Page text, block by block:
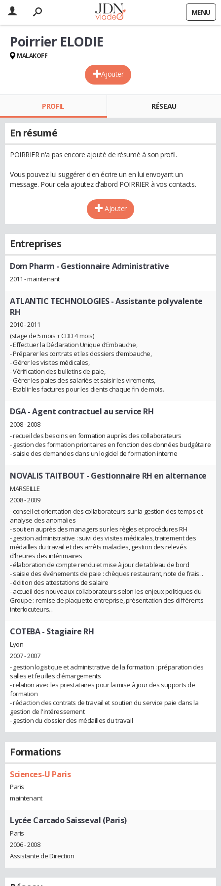
MENU
Ajouter
Poirrier ELODIE
MALAKOFF
PROFIL RÉSEAU
En résumé
POIRRIER n'a pas encore ajouté de résumé à son profil.
Vous pouvez lui suggérer d'en écrire un en lui envoyant un
message. Pour cela ajoutez d'abord POIRRIER à vos contacts.
Ajouter
Entreprises
Dom Pharm - Gestionnaire Administrative
2011 - maintenant
ATLANTIC TECHNOLOGIES- Assistante polyvalente
RH
2010 - 2011
(stage de 5 mois + CDD 4 mois)
- Effectuer la Déclaration Unique d’Embauche,
- Préparer les contrats et les dossiers d’embauche,
- Gérer les visites médicales,
- Vérification des bulletins de paie,
- Gérer les paies des salariés et saisir les virements,
- Etablir les factures pour les clients chaque fin de mois.
DGA- Agent contractuel au service RH
2008 - 2008
- recueil des besoins en formation auprès des collaborateurs
- gestion des formation prioritaires en fonction des données budgétaire
- saisie des demandes dans un logiciel de formation interne
NOVALIS TAITBOUT - Gestionnaire RH en alternance
MARSEILLE
2008 - 2009
- conseil et orientation des collaborateurs sur la gestion des temps et
analyse des anomalies
- soutien auprès des managers sur les règles et procédures RH
- gestion administrative : suivi des visites médicales, traitement des
médailles du travail et des arrêts maladies, gestion des relevés
d'heures des intérimaires
- élaboration de compte rendu et mise à jour de tableau de bord
- saisie des événements de paie : chèques restaurant, note de frais...
- édition des attestations de salaire
- accueil des nouveaux collaborateurs selon les enjeux politiques du
Groupe : remise de plaquette entreprise, présentation des différents
interlocuteurs...
COTEBA- Stagiaire RH
Lyon
2007 - 2007
- gestion logistique et administrative de la formation : préparation des
salles et feuilles d'émargements
- relation avec les prestataires pour la mise à jour des supports de
formation
- rédaction des contrats de travail et soutien du service paie dans la
gestion de l'intéressement
- gestion du dossier des médailles du travail
Formations
Sciences-U Paris
Paris
maintenant
Lycée Carcado Saisseval (Paris)
Paris
2006 - 2008
Assistante de Direction